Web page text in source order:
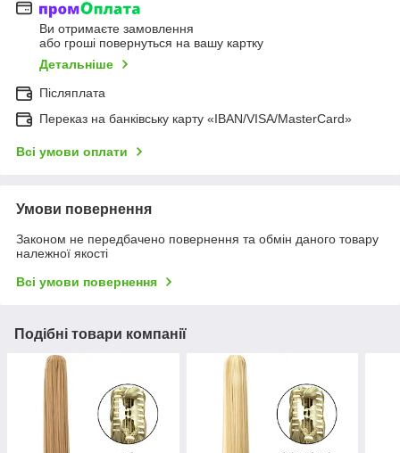
Ви отримаєте замовлення
або гроші повернуться на вашу картку
Детальніше
Післяплата
Переказ на банківську карту «IBAN/VISA/MasterCard»
Всі умови оплати
Умови повернення
Законом не передбачено повернення та обмін даного товару
належної якості
Всі умови повернення
Подібні товари компанії